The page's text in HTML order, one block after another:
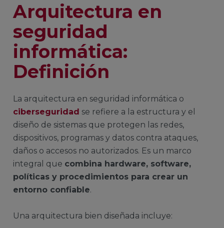
Arquitectura en
seguridad
informática:
Definición
La arquitectura en seguridad informática o
ciberseguridad se refiere a la estructura y el
diseño de sistemas que protegen las redes,
dispositivos, programas y datos contra ataques,
daños o accesos no autorizados. Es un marco
integral que combina hardware, software,
políticas y procedimientos para crear un
entorno confiable.
Una arquitectura bien diseñada incluye: